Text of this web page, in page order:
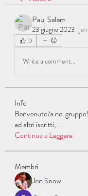
Paul Salem
23 giugno 2023 ·
0
Write a comment...
Info
Benvenuto/a nel
ad altri iscritti, ...
Continua a Leggere
Membri
Jon Snow